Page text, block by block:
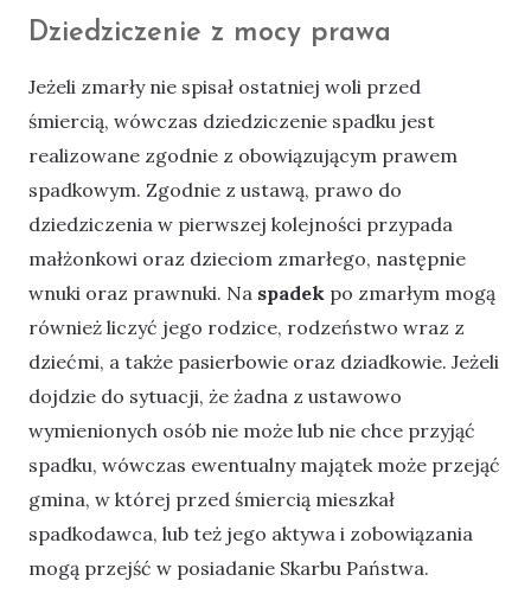
Dziedziczenie z mocy prawa
Jeżeli zmarły nie spisał ostatniej woli przed
śmiercią, wówczas dziedziczenie spadku jest
realizowane zgodnie z obowiązującym prawem
spadkowym. Zgodnie z ustawą, prawo do
dziedziczenia w pierwszej kolejności przypada
małżonkowi oraz dzieciom zmarłego, następnie
wnuki oraz prawnuki. Na spadek po zmarłym mogą
również liczyć jego rodzice, rodzeństwo wraz z
dziećmi, a także pasierbowie oraz dziadkowie. Jeżeli
dojdzie do sytuacji, że żadna z ustawowo
wymienionych osób nie może lub nie chce przyjąć
spadku, wówczas ewentualny majątek może przejąć
gmina, w której przed śmiercią mieszkał
spadkodawca, lub też jego aktywa i zobowiązania
mogą przejść w posiadanie Skarbu Państwa.